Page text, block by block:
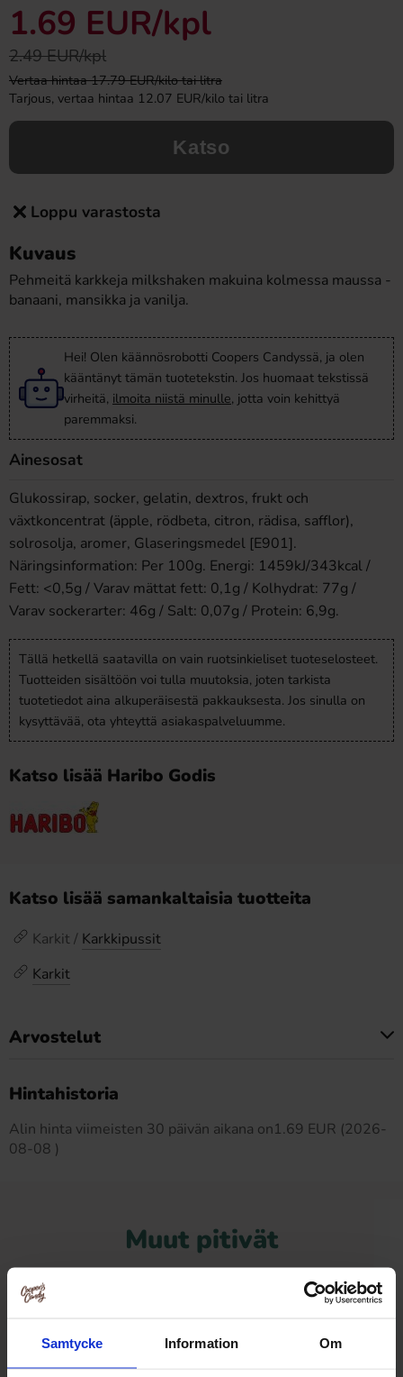
Samtycke Information Om
1.69 EUR/kpl
2.49 EUR/kpl
Vertaa hintaa 17.79 EUR/kilo tai litra
Tarjous, vertaa hintaa 12.07 EUR/kilo tai litra
Katso
Loppu varastosta
Kuvaus
Pehmeitä karkkeja milkshaken makuina kolmessa maussa -
banaani, mansikka ja vanilja.
Hei! Olen käännösrobotti Coopers Candyssä, ja olen
kääntänyt tämän tuotetekstin. Jos huomaat tekstissä
virheitä, ilmoita niistä minulle, jotta voin kehittyä
paremmaksi.
Ainesosat
Glukossirap, socker, gelatin, dextros, frukt och
växtkoncentrat (äpple, rödbeta, citron, rädisa, safflor),
solrosolja, aromer, Glaseringsmedel [E901].
Näringsinformation: Per 100g. Energi: 1459kJ/343kcal /
Fett: <0,5g / Varav mättat fett: 0,1g / Kolhydrat: 77g /
Varav sockerarter: 46g / Salt: 0,07g / Protein: 6,9g.
Tällä hetkellä saatavilla on vain ruotsinkieliset tuoteselosteet.
Tuotteiden sisältöön voi tulla muutoksia, joten tarkista
tuotetiedot aina alkuperäisestä pakkauksesta. Jos sinulla on
kysyttävää, ota yhteyttä asiakaspalveluumme.
Katso lisää Haribo Godis
Katso lisää samankaltaisia tuotteita
Karkit / Karkkipussit
Karkit
Arvostelut
Hintahistoria
Alin hinta viimeisten 30 päivän aikana on1.69 EUR (2026-
08-08 )
Muut pitivät